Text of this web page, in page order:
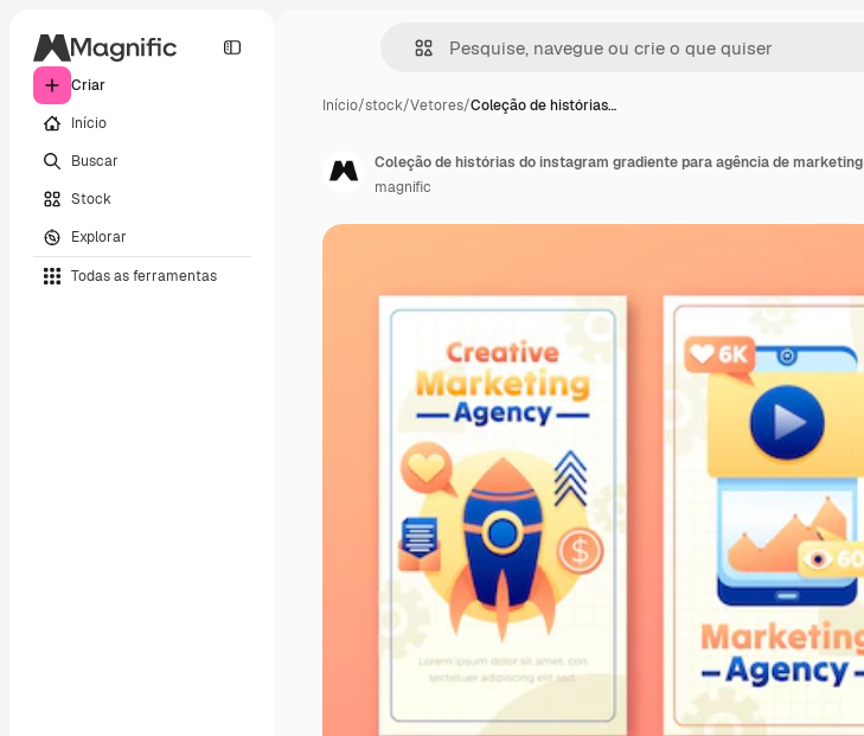
Criar
Início
Buscar
Stock
Explorar
Todas as ferramentas
Início/stock/Vetores/Coleção de histórias…
Coleção de histórias do instagram gradiente para agência de marketing
magnific